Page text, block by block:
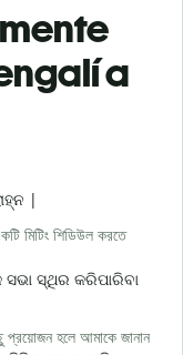
a
|
মিটিং শিডিউল করতে
ସ୍ଥିର କରିପାରିବା
প্রয়োজন হলে আমাকে জানান